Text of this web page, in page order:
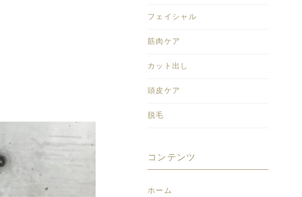
フェイシャル
筋肉ケア
カット出し
頭皮ケア
脱毛
コンテンツ
ホーム